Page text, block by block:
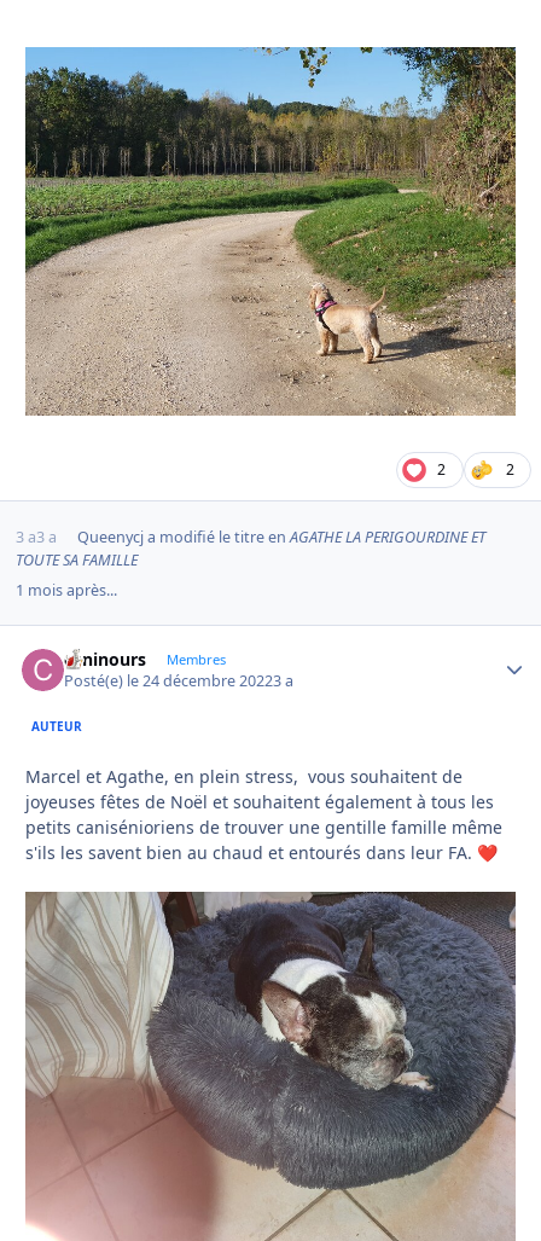
2 2
3 a3 a Queenycja modifié le titre enAGATHE LA PERIGOURDINE ET
TOUTE SA FAMILLE
1 mois après...
caninours Membres
Posté(e) le 24 décembre 20223 a
AUTEUR
Marcel et Agathe, en plein stress, vous souhaitent de
joyeuses fêtes de Noël et souhaitent également à tous les
petits canisénioriens de trouver une gentille famille même
s'ils les savent bien au chaud et entourés dans leur FA. ❤️